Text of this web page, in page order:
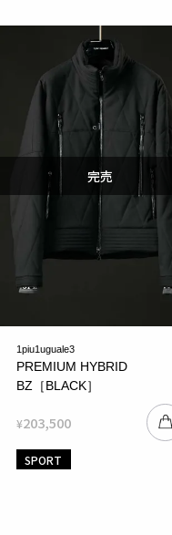
1piu1uguale3
PREMIUM HYBRID
BZ［BLACK］
¥203,500
SPORT